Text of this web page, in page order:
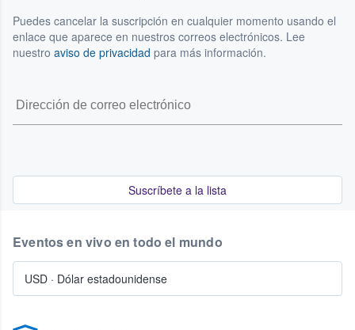
Puedes cancelar la suscripción en cualquier momento usando el
enlace que aparece en nuestros correos electrónicos. Lee
nuestro aviso de privacidad para más información.
Suscríbete a la lista
Eventos en vivo en todo el mundo
USD · Dólar estadounidense